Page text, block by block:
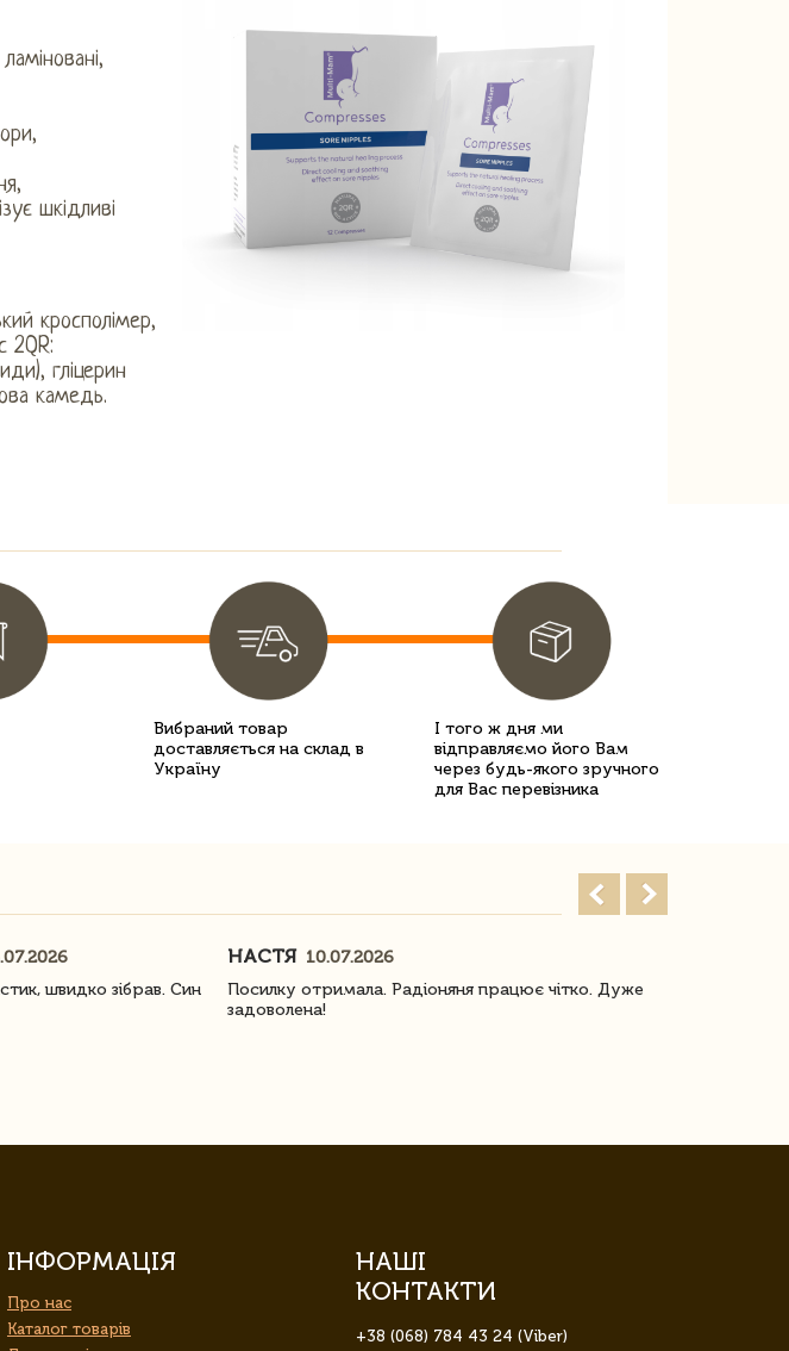
шкідливі
кросполімер,
2QR:
гліцерин
камедь.
Вибраний товар
доставляється на склад в
Україну
І того ж дня ми
відправляємо його Вам
через будь-якого зручного
для Вас перевізника
швидко зібрав. Син
НАСТЯ 10.07.2026
Посилку отримала. Радіоняня працює чітко. Дуже
задоволена!
ІНФОРМАЦІЯ
Про нас
Каталог товарів
НАШІ
КОНТАКТИ
+38 (068) 784 43 24 (Viber)